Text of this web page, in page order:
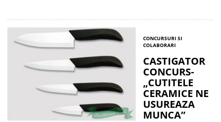
CONCURSURI SI
COLABORARI
CASTIGATOR
CONCURS-
„CUTITELE
CERAMICE NE
USUREAZA
MUNCA”